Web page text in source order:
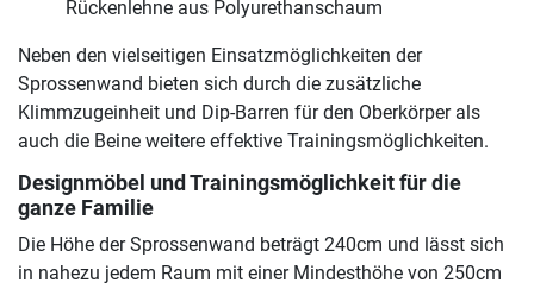
Rückenlehne aus Polyurethanschaum
Neben den vielseitigen Einsatzmöglichkeiten der
Sprossenwand bieten sich durch die zusätzliche
Klimmzugeinheit und Dip-Barren für den Oberkörper als
auch die Beine weitere effektive Trainingsmöglichkeiten.
Designmöbel und Trainingsmöglichkeit für die
ganze Familie
Die Höhe der Sprossenwand beträgt 240cm und lässt sich
in nahezu jedem Raum mit einer Mindesthöhe von 250cm